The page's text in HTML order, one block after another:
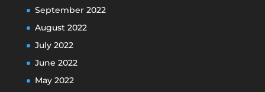
September 2022
August 2022
July 2022
June 2022
May 2022